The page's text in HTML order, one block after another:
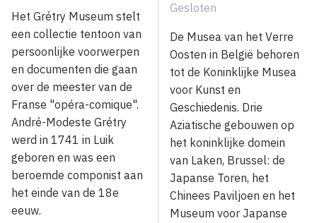
Het Grétry Museum stelt
een collectie tentoon van
persoonlijke voorwerpen
en documenten die gaan
over de meester van de
Franse "opéra-comique".
André-Modeste Grétry
werd in 1741 in Luik
geboren en was een
beroemde componist aan
het einde van de 18e
eeuw.
Gesloten
De Musea van het Verre
Oosten in België behoren
tot de Koninklijke Musea
voor Kunst en
Geschiedenis. Drie
Aziatische gebouwen op
het koninklijke domein
van Laken, Brussel: de
Japanse Toren, het
Chinees Paviljoen en het
Museum voor Japanse